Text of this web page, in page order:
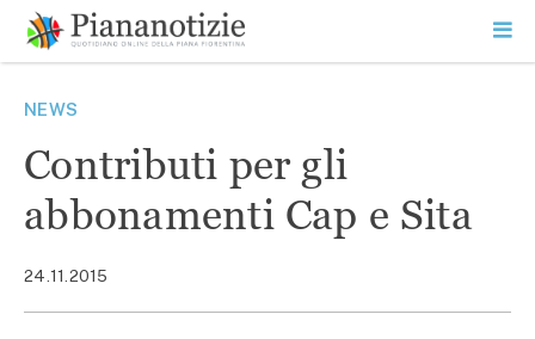
contenuto
SEARCH
NEWS
Contributi per gli
abbonamenti Cap e Sita
24.11.2015